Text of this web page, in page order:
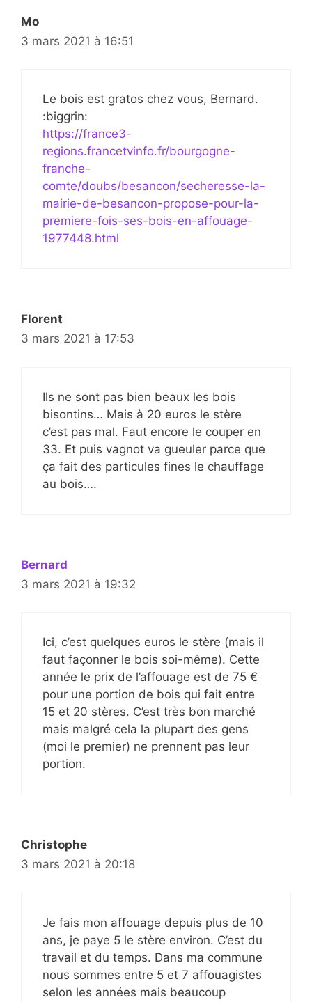
Mo
3 mars 2021 à 16:51
Le bois est gratos chez vous, Bernard.
:biggrin:
https://france3-
regions.francetvinfo.fr/bourgogne-
franche-
comte/doubs/besancon/secheresse-la-
mairie-de-besancon-propose-pour-la-
premiere-fois-ses-bois-en-affouage-
1977448.html
Florent
3 mars 2021 à 17:53
Ils ne sont pas bien beaux les bois
bisontins… Mais à 20 euros le stère
c’est pas mal. Faut encore le couper en
33. Et puis vagnot va gueuler parce que
ça fait des particules fines le chauffage
au bois….
Bernard
3 mars 2021 à 19:32
Ici, c’est quelques euros le stère (mais il
faut façonner le bois soi-même). Cette
année le prix de l’affouage est de 75 €
pour une portion de bois qui fait entre
15 et 20 stères. C’est très bon marché
mais malgré cela la plupart des gens
(moi le premier) ne prennent pas leur
portion.
Christophe
3 mars 2021 à 20:18
Je fais mon affouage depuis plus de 10
ans, je paye 5 le stère environ. C’est du
travail et du temps. Dans ma commune
nous sommes entre 5 et 7 affouagistes
selon les années mais beaucoup